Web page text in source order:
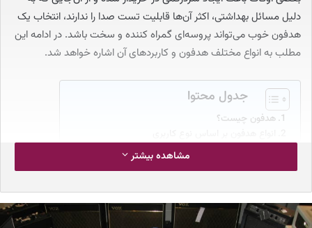
دلیل مسائل بهداشتی، اکثر آن‌ها قابلیت تست صدا را ندارند، انتخاب یک
هدفون خوب می‌تواند پروسه‌ای گمراه کننده و سخت باشد. در ادامه این
مطلب به انواع مختلف هدفون و کاربرد‌های آن‌ اشاره خواهد شد.
جدول محتوا
هدفون چیست؟
4-هدفون گیمینگ
انواع مختلف هدفون بر اساس ساختار ایرکاپ
1-هدفون‌ Closed-Back
مشاهده بیشتر